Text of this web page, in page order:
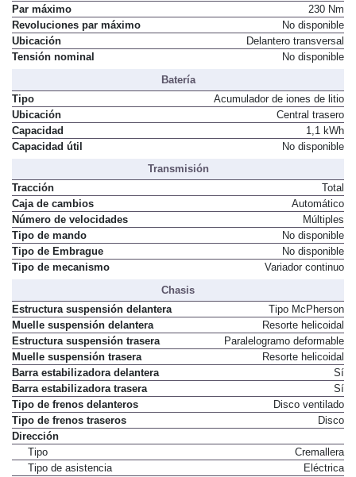
Par máximo
230 Nm
Revoluciones par máximo
No disponible
Ubicación
Delantero transversal
Tensión nominal
No disponible
Batería
Tipo
Acumulador de iones de litio
Ubicación
Central trasero
Capacidad
1,1 kWh
Capacidad útil
No disponible
Transmisión
Tracción
Total
Caja de cambios
Automático
Número de velocidades
Múltiples
Tipo de mando
No disponible
Tipo de Embrague
No disponible
Tipo de mecanismo
Variador continuo
Chasis
Estructura suspensión delantera
Tipo McPherson
Muelle suspensión delantera
Resorte helicoidal
Estructura suspensión trasera
Paralelogramo deformable
Muelle suspensión trasera
Resorte helicoidal
Barra estabilizadora delantera
Sí
Barra estabilizadora trasera
Sí
Tipo de frenos delanteros
Disco ventilado
Tipo de frenos traseros
Disco
Dirección
Tipo
Cremallera
Tipo de asistencia
Eléctrica